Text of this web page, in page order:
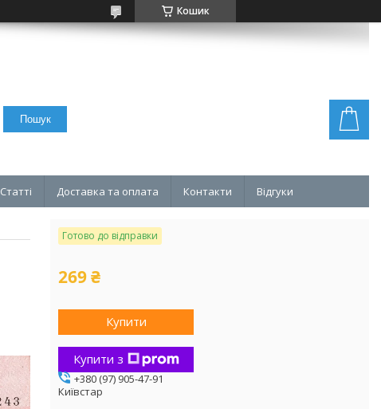
Кошик
Пошук
Статті Доставка та оплата Контакти Відгуки
Готово до відправки
269 ₴
Купити
Купити з
+380 (97) 905-47-91
Київстар